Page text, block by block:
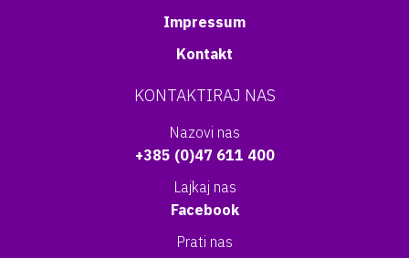
Impressum
Kontakt
KONTAKTIRAJ NAS
Nazovi nas
+385 (0)47 611 400
Lajkaj nas
Facebook
Prati nas